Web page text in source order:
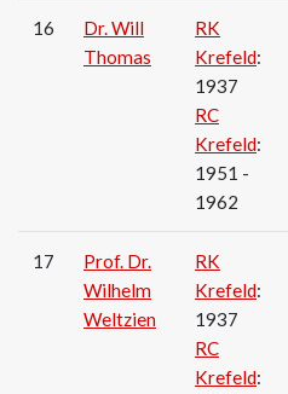
16
Dr. Will
Thomas
RK
Krefeld:
1937
RC
Krefeld:
1951 -
1962
17
Prof. Dr.
Wilhelm
Weltzien
RK
Krefeld:
1937
RC
Krefeld: